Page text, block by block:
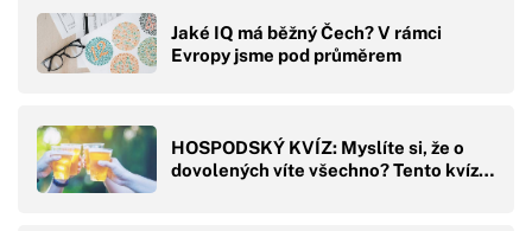
Jaké IQ má běžný Čech? V rámci
Evropy jsme pod průměrem
HOSPODSKÝ KVÍZ: Myslíte si, že o
dovolených víte všechno? Tento kvíz…